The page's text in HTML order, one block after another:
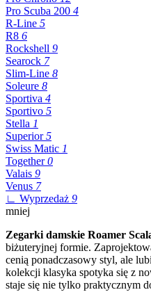
Pro Scuba 200 4
R-Line 5
R8 6
Rockshell 9
Searock 7
Slim-Line 8
Soleure 8
Sportiva 4
Sportivo 5
Stella 1
Superior5
Swiss Matic 1
Together0
Valais 9
Venus 7
∟ Wyprzedaż 9
mniej
Zegarki damskie Roamer
biżuteryjnej formie.
cenią ponadczasowy styl, ale
kolekcji klasyka spotyka się z
staje się nie tylko praktycznym